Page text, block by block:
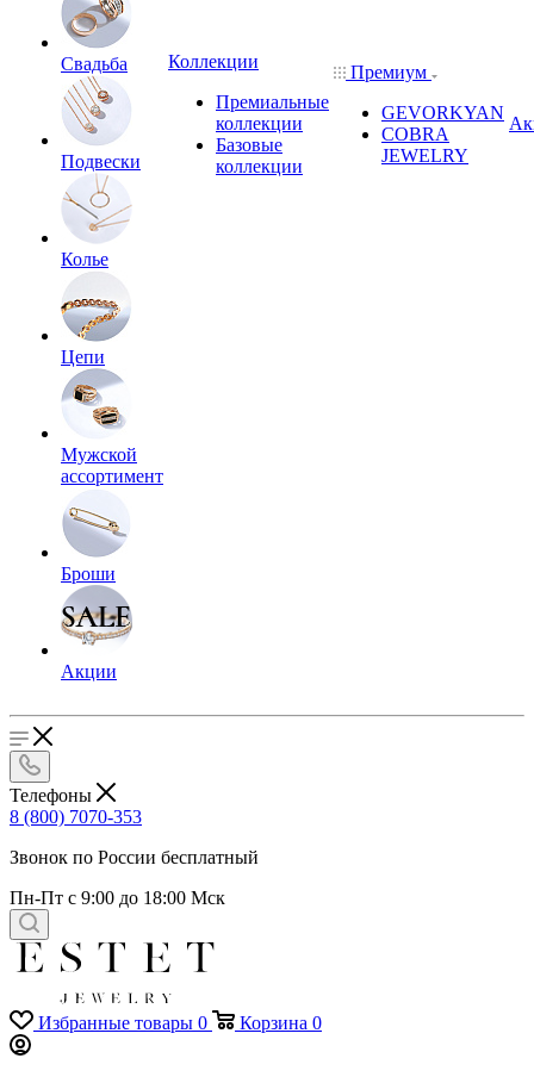
Свадьба
Подвески
Колье
Цепи
Мужской
ассортимент
Броши
Акции
Коллекции
Премиальные
коллекции
Базовые
коллекции
Премиум
GEVORKYAN
COBRA
JEWELRY
Телефоны
8 (800) 7070-353
Звонок по России бесплатный
Пн-Пт с 9:00 до 18:00 Мск
Избранные товары 0 Корзина 0